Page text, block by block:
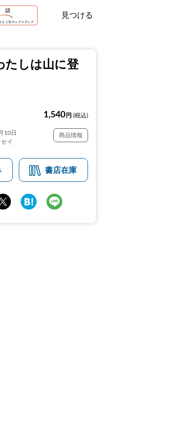
見つける
たしは山に登
1,540 円 (税込)
10日
イ
商品情報
書店在庫